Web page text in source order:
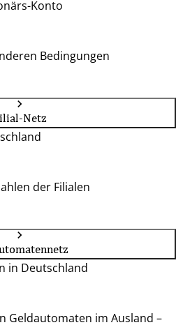
Konto
Bedingungen
Netz
der Filialen
in Deutschland
Geldautomaten im Ausland –